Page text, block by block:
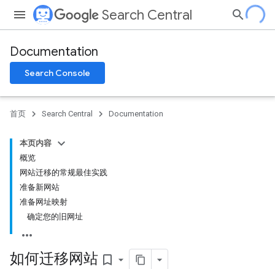
Search Central
Documentation
Search Console
首页 Search Central Documentation
本页内容
概览
网站迁移的常规最佳实践
准备新网站
准备网址映射
确定您的旧网址
如何迁移网站 bookmark_border